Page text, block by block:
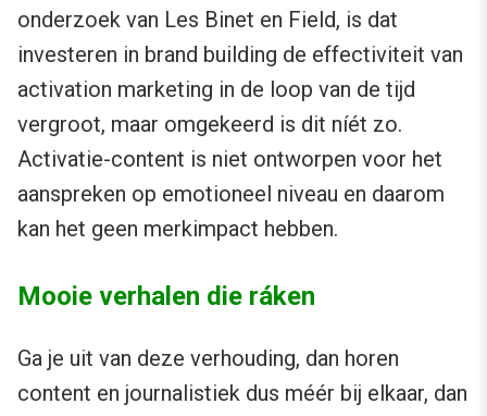
onderzoek van Les Binet en Field, is dat
investeren in brand building de effectiviteit van
activation marketing in de loop van de tijd
vergroot, maar omgekeerd is dit níét zo.
Activatie-content is niet ontworpen voor het
aanspreken op emotioneel niveau en daarom
kan het geen merkimpact hebben.
Mooie verhalen die ráken
Ga je uit van deze verhouding, dan horen
content en journalistiek dus méér bij elkaar, dan